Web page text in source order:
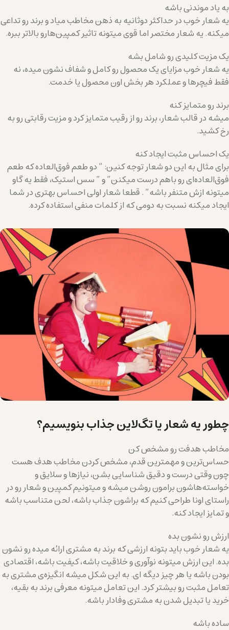
به یاد موندنی باشه
یه شعار خوب در حداکثر دوثانیه به ذهن مخاطب میاد و برند رو تداعی
میکنه. یه شعار مختصر اما قوی میتونه تاثیر کمپین‌هارو بالاتر ببره.
یک مزیت کلیدی رو شامل بشه
یه شعار خوب مزایای یک محصول رو کامل و شفاف نشون میده، نه
فقط فیچرها و عملکرد هر بخش اون محصول یا خدمت.
برند رو متمایز کنه
میشه در قالب شعار، برند رو از رقیب متمایز کرد و مزیت رقابتی رو به
رخ کشید.
یک احساس مثبت ایجاد کنه
برای مثال به این دو شعار توجه کنین: ” دو طعم فوق‌العاده که طعم
فوق‌العاده‌ای رو باهم درست میکنن” و ” سس استیک، فقط یه گاو
میتونه ازش متنفر باشه” . قطعا شعار اولی احساس بهتری در شما
ایجاد میکنه نسبت به دومی که از کلمات منفی استفاده کرده.
چطور یه شعار یا تگ‌لاین جذاب بنویسیم؟
مخاطب هدفت رو مشخص کن
حساس‌ترین و مهمترین قدم، مشخص کردن مخاطب هدف هست
چون وقتی درست و دقیق شناسایی بشن، نیازها و سلایق و
خواسته‌هاشون برامون روشن میشه و میتونیم کمپین و شعار رو در
راستای اونا طراحی کنیم که براشون جذاب باشه، لحن متناسب باشه
و تمایز ایجاد کنه.
ارزش رو نشون بده
یه شعار خوب باید بتونه ارزشی که برند به مشتری ارائه میده رو نشون
بده. این ارزش میتونه نوآوری و خلاقیت باشه، کیفیت باشه، اقتصادی
بودن باشه یا هر چیز دیگه ای. به این شکل میشه انگیزه‌ی مشتری به
تعامل مثبت رو بیشتر کرد. این تعامل میتونه معرفی برند به بقیه،
خرید یا تبدیل شدن به مشتری وفادار باشه.
ساده باشه